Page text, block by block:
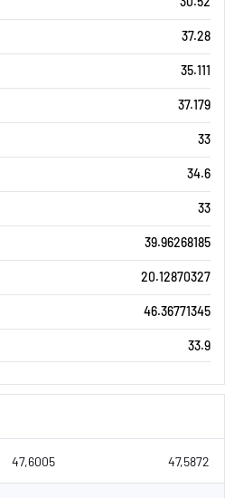
37.28
35.111
37.179
33
34.6
33
39.96268185
20.12870327
46.36771345
33.9
47,6005 47,5872